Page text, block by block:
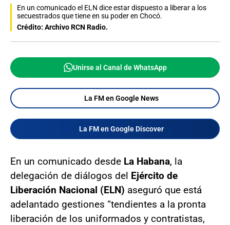
En un comunicado el ELN dice estar dispuesto a liberar a los
secuestrados que tiene en su poder en Chocó.
Crédito: Archivo RCN Radio.
Unirse al Canal de WhatsApp
La FM en Google News
La FM en Google Discover
En un comunicado desde La Habana, la
delegación de diálogos del Ejército de
Liberación Nacional (ELN) aseguró que está
adelantado gestiones “tendientes a la pronta
liberación de los uniformados y contratistas,